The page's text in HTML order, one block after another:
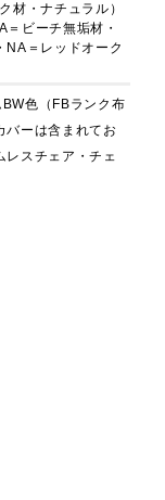
材・ナチュラル）
＝ビーチ無垢材・
NA＝レッドオーク
色（FBランク布
バーは含まれてお
レスチェア・チェ